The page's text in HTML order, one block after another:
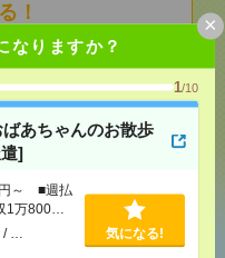
なりますか？
1/10
ばあちゃんのお散歩
]
円～ ■週払
万800円
… 気になる!
×
！
LINEで送る